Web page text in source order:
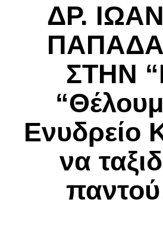
ΔΡ.
ΣΤΗΝ
Ενυδρείο
να